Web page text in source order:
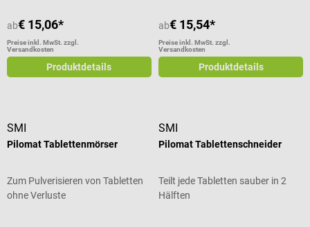
ab€ 15,06*
Preise inkl. MwSt. zzgl.
Versandkosten
Produktdetails
ab€ 15,54*
Preise inkl. MwSt. zzgl.
Versandkosten
Produktdetails
SMI
Pilomat Tablettenmörser
Zum Pulverisieren von Tabletten
ohne Verluste
SMI
Pilomat Tablettenschneider
Teilt jede Tabletten sauber in 2
Hälften